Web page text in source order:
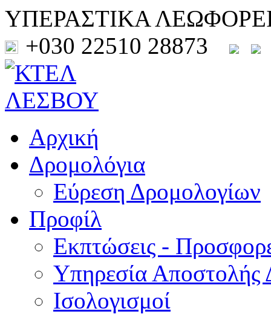
ΥΠΕΡΑΣΤΙΚΑ
+030 22510 28873
Αρχική
Δρομολόγια
Εύρεση Δρομολογίων
Προφίλ
Εκπτώσεις -
Υπηρεσία Αποστολής
Ισολογισμοί